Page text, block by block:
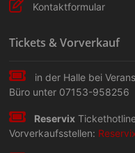
Kontaktformular
Tickets & Vorverkauf
in der Halle bei
Büro unter 07153-958256
Reservix
Vorverkaufsstellen: